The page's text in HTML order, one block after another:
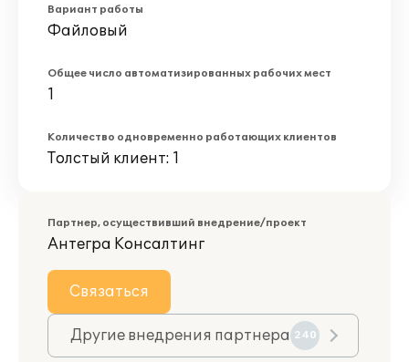
Вариант работы
Файловый
Общее число автоматизированных рабочих мест
1
Количество одновременно работающих клиентов
Толстый клиент: 1
Партнер, осуществивший внедрение/проект
Антегра Консалтинг
Связаться
Другие внедрения партнера 240